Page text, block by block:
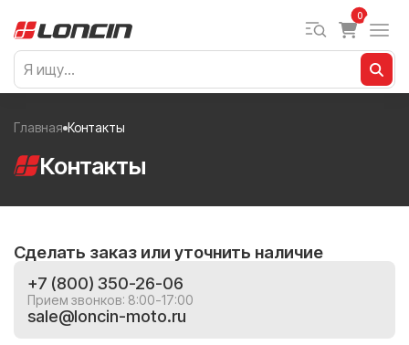
0
Главная Контакты
Контакты
Сделать заказ или уточнить наличие
+7 (800) 350-26-06
Прием звонков: 8:00-17:00
sale@loncin-moto.ru